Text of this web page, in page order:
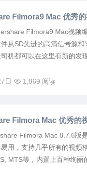
Filmora9 Mac 优秀
Filmora9 Mac视频
从SD先进的高清信号源
机都可以在这里有新的
日
1,869 阅读
Filmora Mac 优秀的
Filmora Mac 8.7.6版
用，支持几乎所有的视频
MTS等，内置上百种绚丽